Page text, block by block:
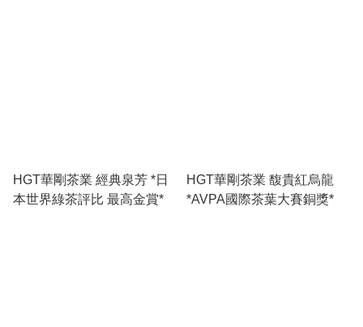
HGT華剛茶業 經典泉芳 *日
本世界綠茶評比 最高金賞*
HGT華剛茶業 馥貴紅烏龍
*AVPA國際茶葉大賽銅獎*